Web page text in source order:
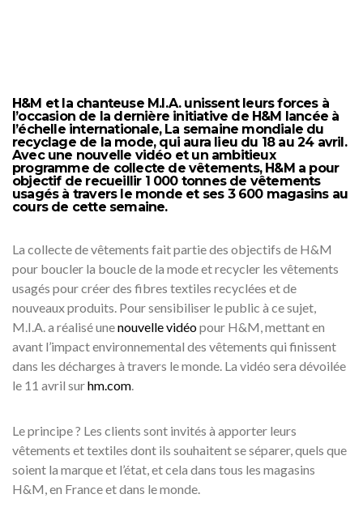
H&M et la chanteuse M.I.A. unissent leurs forces à
l’occasion de la dernière initiative de H&M lancée à
l’échelle internationale, La semaine mondiale du
recyclage de la mode, qui aura lieu du 18 au 24 avril.
Avec une nouvelle vidéo et un ambitieux
programme de collecte de vêtements, H&M a pour
objectif de recueillir 1 000 tonnes de vêtements
usagés à travers le monde et ses 3 600 magasins au
cours de cette semaine.
La collecte de vêtements fait partie des objectifs de H&M
pour boucler la boucle de la mode et recycler les vêtements
usagés pour créer des fibres textiles recyclées et de
nouveaux produits. Pour sensibiliser le public à ce sujet,
M.I.A. a réalisé unenouvelle vidéopour H&M, mettant en
avant l’impact environnemental des vêtements qui finissent
dans les décharges à travers le monde. La vidéo sera dévoilée
le 11 avril surhm.com.
Le principe ? Les clients sont invités à apporter leurs
vêtements et textiles dont ils souhaitent se séparer, quels que
soient la marque et l’état, et cela dans tous les magasins
H&M, en France et dans le monde.